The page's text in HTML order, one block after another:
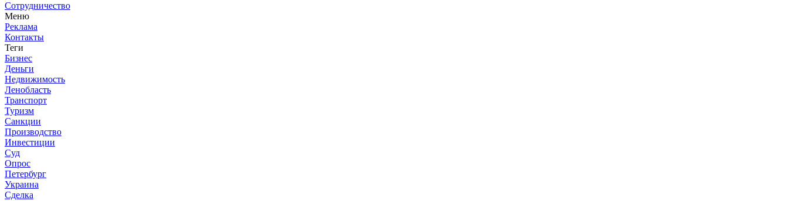
Сотрудничество
Меню
Реклама
Контакты
Теги
Бизнес
Деньги
Недвижимость
Ленобласть
Транспорт
Туризм
Санкции
Производство
Инвестиции
Суд
Опрос
Петербург
Украина
Сделка